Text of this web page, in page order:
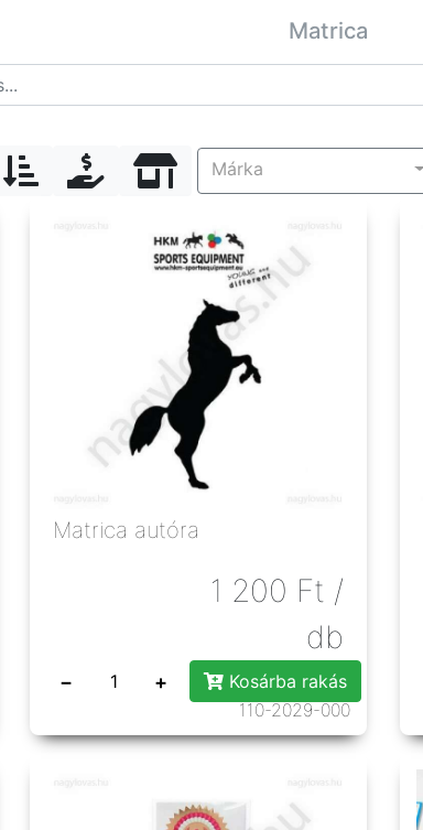
Matrica
Márka
Matrica autóra
1 200 Ft /
db
− +
Kosárba rakás
110-2029-000